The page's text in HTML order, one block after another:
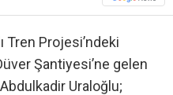
Tren Projesi’ndeki
Şantiyesi’ne gelen
Uraloğlu;